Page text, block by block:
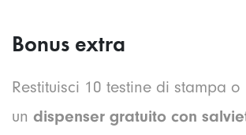
Bonus extra
Restituisci 10 testine di stampa
un dispenser gratuito con